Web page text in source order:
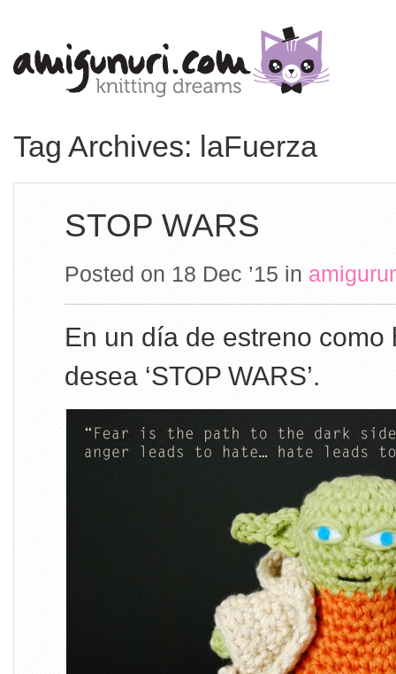
Tag Archives: laFuerza
STOP WARS
Posted on 18 Dec ’15 in
En un día de estreno como
desea ‘STOP WARS’.